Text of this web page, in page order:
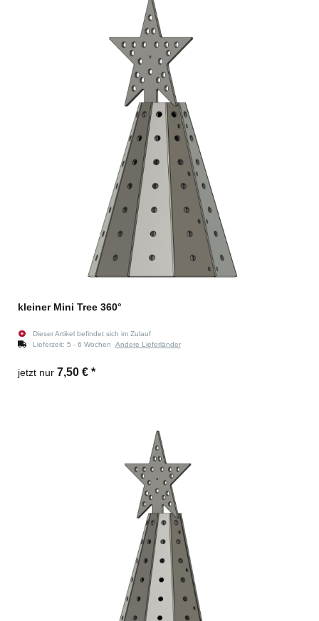
kleiner Mini Tree 360°
Dieser Artikel befindet sich im Zulauf
Lieferzeit: 5 - 6 Wochen Andere Lieferländer
jetzt nur 7,50 € *